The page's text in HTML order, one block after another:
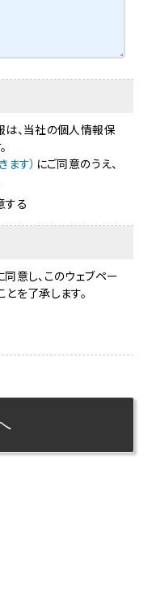
、当社の個人情報保
す） にご同意のうえ、
する
意し、このウェブペー
を了承します。